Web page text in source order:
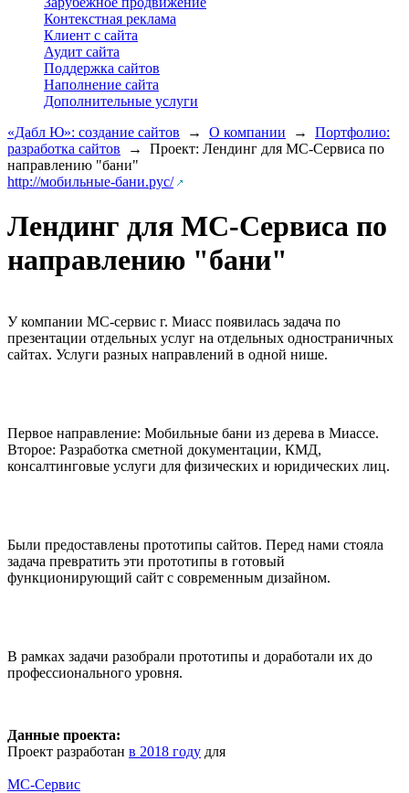
Контекстная реклама
Клиент с сайта
Аудит сайта
Поддержка сайтов
Наполнение сайта
Дополнительные услуги
«Дабл Ю»: создание сайтов
→ О компании →
Портфолио:
разработка сайтов
→
Проект: Лендинг для МС-Сервиса по
направлению "бани"
http://мобильные-бани.рус/
Лендинг для МС-Сервиса по
направлению "бани"
У компании МС-сервис г. Миасс появилась задача по
презентации отдельных услуг на отдельных одностраничных
сайтах. Услуги разных направлений в одной нише.
Первое направление: Мобильные бани из дерева в Миассе.
Второе: Разработка сметной документации, КМД,
консалтинговые услуги для физических и юридических лиц.
Были предоставлены прототипы сайтов. Перед нами стояла
задача превратить эти прототипы в готовый
функционирующий сайт с современным дизайном.
В рамках задачи разобрали прототипы и доработали их до
профессионального уровня.
Данные проекта:
Проект разработан в 2018 году для
МС-Сервис